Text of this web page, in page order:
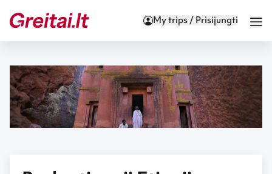
My trips / Prisijungti